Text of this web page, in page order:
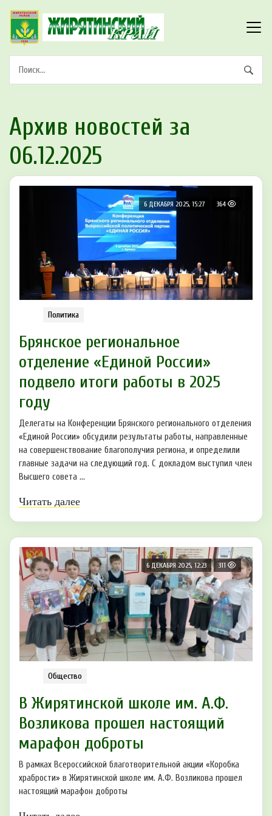
Архив новостей за
06.12.2025
6 ДЕКАБРЯ 2025, 15:27 364
Политика
Брянское региональное
отделение «Единой России»
подвело итоги работы в 2025
году
Делегаты на Конференции Брянского регионального отделения
«Единой России» обсудили результаты работы, направленные
на совершенствование благополучия региона, и определили
главные задачи на следующий год. С докладом выступил член
Высшего совета ...
Читать далее
6 ДЕКАБРЯ 2025, 12:23 311
Общество
В Жирятинской школе им. А.Ф.
Возликова прошел настоящий
марафон доброты
В рамках Всероссийской благотворительной акции «Коробка
храбрости» в Жирятинской школе им. А.Ф. Возликова прошел
настоящий марафон доброты